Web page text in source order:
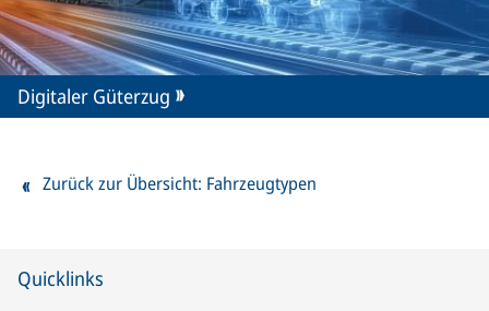
Digitaler Güterzug
Zurück zur Übersicht: Fahrzeugtypen
Quicklinks